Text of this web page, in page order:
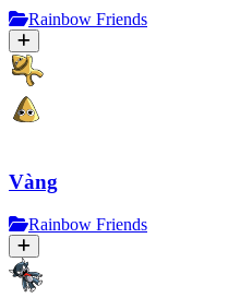
Rainbow Friends
Vàng
Rainbow Friends